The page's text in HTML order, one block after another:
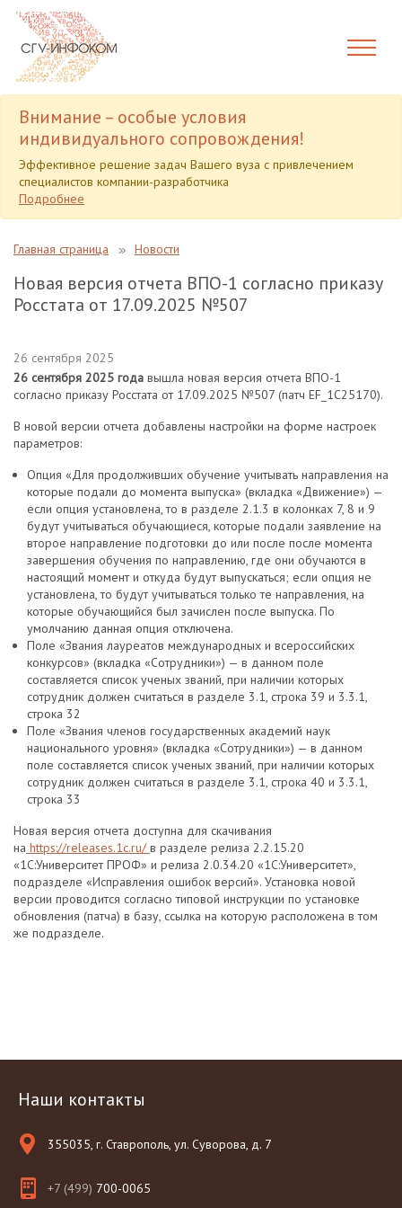
Внимание – особые условия
индивидуального сопровождения!
Эффективное решение задач Вашего вуза с привлечением
специалистов компании-разработчика
Подробнее
Главная страница Новости
Новая версия отчета ВПО-1 согласно приказу
Росстата от 17.09.2025 №507
26 сентября 2025
26 сентября 2025 года вышла новая версия отчета ВПО-1
согласно приказу Росстата от 17.09.2025 №507 (патч EF_1C25170).
В новой версии отчета добавлены настройки на форме настроек
параметров:
Опция «Для продолживших обучение учитывать направления на
которые подали до момента выпуска» (вкладка «Движение») —
если опция установлена, то в разделе 2.1.3 в колонках 7, 8 и 9
будут учитываться обучающиеся, которые подали заявление на
второе направление подготовки до или после после момента
завершения обучения по направлению, где они обучаются в
настоящий момент и откуда будут выпускаться; если опция не
установлена, то будут учитываться только те направления, на
которые обучающийся был зачислен после выпуска. По
умолчанию данная опция отключена.
Поле «Звания лауреатов международных и всероссийских
конкурсов» (вкладка «Сотрудники») — в данном поле
составляется список ученых званий, при наличии которых
сотрудник должен считаться в разделе 3.1, строка 39 и 3.3.1,
строка 32
Поле «Звания членов государственных академий наук
национального уровня» (вкладка «Сотрудники») — в данном
поле составляется список ученых званий, при наличии которых
сотрудник должен считаться в разделе 3.1, строка 40 и 3.3.1,
строка 33
Новая версия отчета доступна для скачивания
на https://releases.1c.ru/в разделе релиза 2.2.15.20
«1С:Университет ПРОФ» и релиза 2.0.34.20 «1С:Университет»,
подразделе «Исправления ошибок версий». Установка новой
версии проводится согласно типовой инструкции по установке
обновления (патча) в базу, ссылка на которую расположена в том
же подразделе.
Наши контакты
355035, г. Ставрополь, ул. Суворова, д. 7
+7 (499) 700-0065